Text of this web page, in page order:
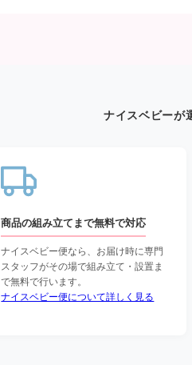
ナイスベビーが
商品の組み立てまで無料で対応
ナイスベビー便なら、お届け時に専門
スタッフがその場で組み立て・設置ま
で無料で行います。
ナイスベビー便について詳しく見る